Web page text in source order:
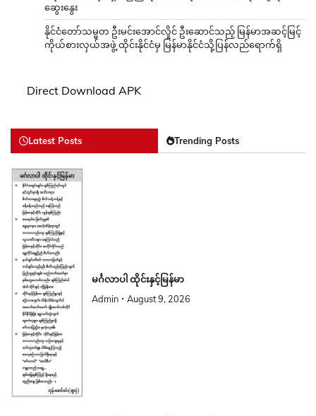
ဆွေးနွေး
နိုင်ငံတော်သမ္မတ ဦးမင်းအောင်လှိုင် ဦးဆောင်သည့် မြန်မာအဆင့်မြင့်
ကိုယ်စားလှယ်အဖွဲ့ ထိုင်းနိုင်ငံမှ မြန်မာနိုင်ငံသို့ပြန်လည်ရောက်ရှိ
Direct Download APK
Latest Posts Trending Posts
မင်္ဂလာပါ ထိုင်းနှင့်မြန်မာ
Admin August 9, 2026